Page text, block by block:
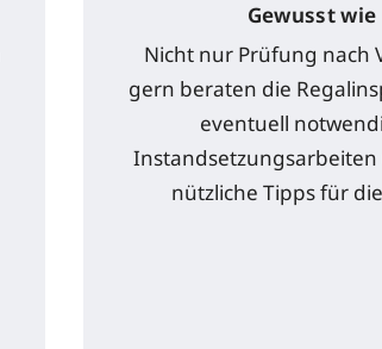
Gewusst wie
Nicht nur Prüfung nach
gern beraten die
eventuell
nützliche Tipps für